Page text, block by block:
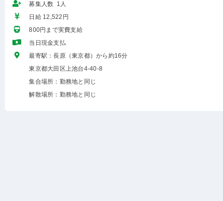
募集人数 1人
日給 12,522円
800円まで実費支給
当日現金支払
最寄駅：長原（東京都）から約16分
東京都大田区上池台4-40-8
集合場所：勤務地と同じ
解散場所：勤務地と同じ